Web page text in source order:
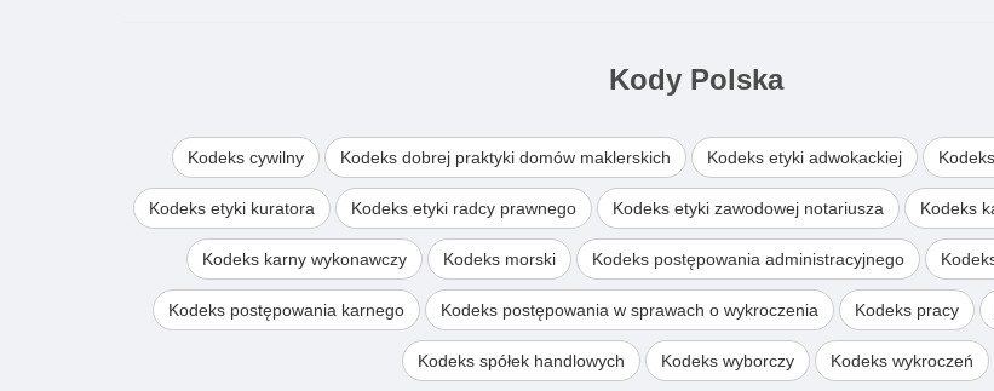
Kody Polska
Kodeks cywilny Kodeks dobrej praktyki domów maklerskich Kodeks etyki adwokackiej
Kodeks etyki kuratora Kodeks etyki radcy prawnego Kodeks etyki zawodowej notariusza Kodeks
Kodeks karny wykonawczy Kodeks morski Kodeks postępowania administracyjnego
Kodeks postępowania karnego Kodeks postępowania w sprawach o wykroczenia Kodeks pracy
Kodeks spółek handlowych Kodeks wyborczy Kodeks wykroczeń